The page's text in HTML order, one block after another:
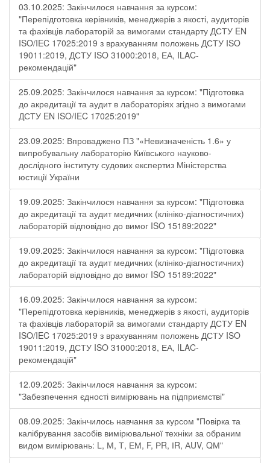
03.10.2025: Закінчилося навчання за курсом:
"Перепідготовка керівників, менеджерів з якості, аудиторів
та фахівців лабораторій за вимогами стандарту ДСТУ EN
ISO/IEC 17025:2019 з врахуванням положень ДСТУ ISO
19011:2019, ДСТУ ISO 31000:2018, ЕА, ILAC-
рекомендацій"
25.09.2025: Закінчилося навчання за курсом: "Підготовка
до акредитації та аудит в лабораторіях згідно з вимогами
ДСТУ EN ISO/IEC 17025:2019"
23.09.2025: Впроваджено ПЗ "«Невизначеність 1.6» у
випробувальну лабораторію Київського науково-
дослідного інституту судових експертиз Міністерства
юстиції України
19.09.2025: Закінчилося навчання за курсом: "Підготовка
до акредитації та аудит медичних (клініко-діагностичних)
лабораторій відповідно до вимог ISO 15189:2022"
19.09.2025: Закінчилося навчання за курсом: "Підготовка
до акредитації та аудит медичних (клініко-діагностичних)
лабораторій відповідно до вимог ISO 15189:2022"
16.09.2025: Закінчилося навчання за курсом:
"Перепідготовка керівників, менеджерів з якості, аудиторів
та фахівців лабораторій за вимогами стандарту ДСТУ EN
ISO/IEC 17025:2019 з врахуванням положень ДСТУ ISO
19011:2019, ДСТУ ISO 31000:2018, ЕА, ILAC-
рекомендацій"
12.09.2025: Закінчилося навчання за курсом:
"Забезпечення єдності вимірювань на підприємстві"
08.09.2025: Закінчилось навчання за курсом "Повірка та
калібрування засобів вимірювальної техніки за обраним
видом вимірювань: L, М, Т, ЕМ, F, РR, ІR, АUV, QМ"